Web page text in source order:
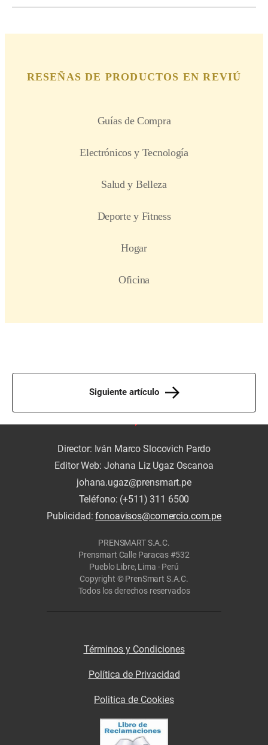
Siguiente artículo
Director: Iván Marco Slocovich Pardo
Editor Web: Johana Liz Ugaz Oscanoa
johana.ugaz@prensmart.pe
Teléfono: (+511) 311 6500
Publicidad:fonoavisos@comercio.com.pe
PRENSMART S.A.C.
Prensmart Calle Paracas #532
Pueblo Libre, Lima - Perú
Copyright © PrenSmart S.A.C.
Todos los derechos reservados
Términos y Condiciones
Política de Privacidad
Politica de Cookies